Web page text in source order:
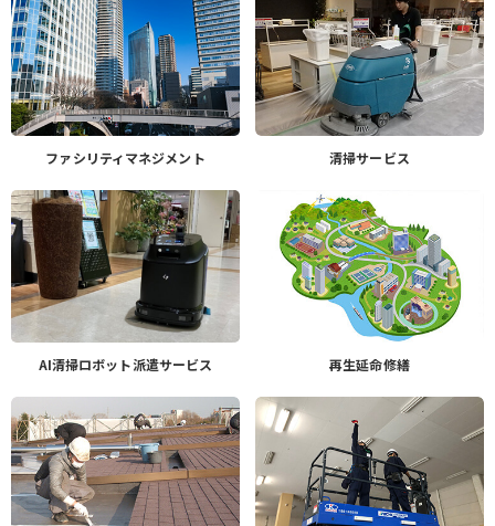
ファシリティマネジメント 清掃サービス
AI清掃ロボット派遣サービス 再生延命修繕